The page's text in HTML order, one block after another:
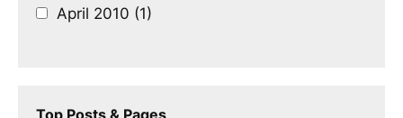
April 2010 (1)
Top Posts & Pages